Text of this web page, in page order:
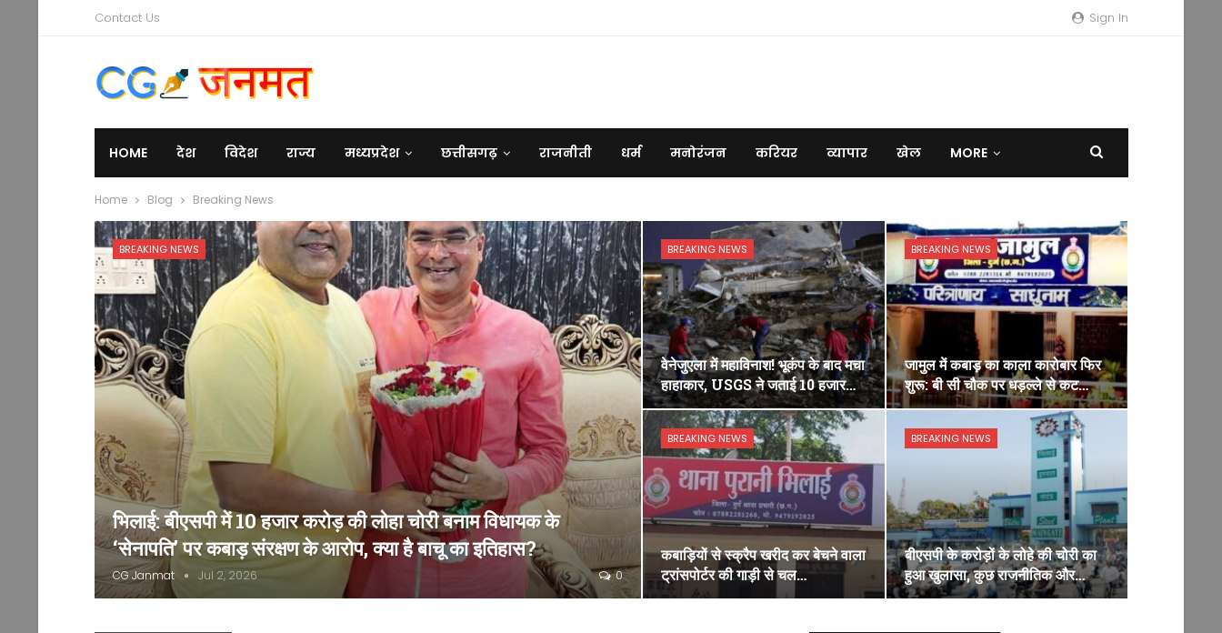
Sign In
Contact Us
HOME देश विदेश राज्य मध्यप्रदेश छत्तीसगढ़ राजनीती धर्म मनोरंजन करियर व्यापार खेल MORE
Home Blog Breaking News
BREAKING NEWS
भिलाई: बीएसपी में 10 हजार करोड़ की लोहा चोरी बनाम विधायक के
‘सेनापति’ पर कबाड़ संरक्षण के आरोप, क्या है बाचू का इतिहास?
CG Janmat Jul 2, 2026 0
BREAKING NEWS
वेनेजुएला में महाविनाश! भूकंप के बाद मचा
हाहाकार, USGS ने जताई 10 हजार…
BREAKING NEWS
जामुल में कबाड़ का काला कारोबार फिर
शुरू: बी सी चौक पर धड़ल्ले से कट…
BREAKING NEWS
कबाड़ियों से स्क्रैप खरीद कर बेचने वाला
ट्रांसपोर्टर की गाड़ी से चल…
BREAKING NEWS
बीएसपी के करोड़ों के लोहे की चोरी का
हुआ खुलासा, कुछ राजनीतिक और…